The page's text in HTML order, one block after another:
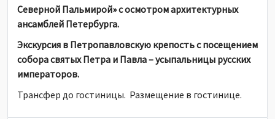
Северной Пальмирой» с осмотром архитектурных
ансамблей Петербурга.
Экскурсия в Петропавловскую крепость с посещением
собора святых Петра и Павла – усыпальницы русских
императоров.
Трансфер до гостиницы. Размещение в гостинице.